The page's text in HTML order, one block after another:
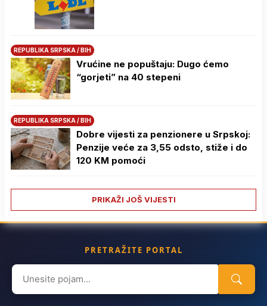
REPUBLIKA SRPSKA / BIH
Vrućine ne popuštaju: Dugo ćemo
“gorjeti” na 40 stepeni
REPUBLIKA SRPSKA / BIH
Dobre vijesti za penzionere u Srpskoj:
Penzije veće za 3,55 odsto, stiže i do
120 KM pomoći
PRIKAŽI JOŠ VIJESTI
PRETRAŽITE PORTAL
Search
for: